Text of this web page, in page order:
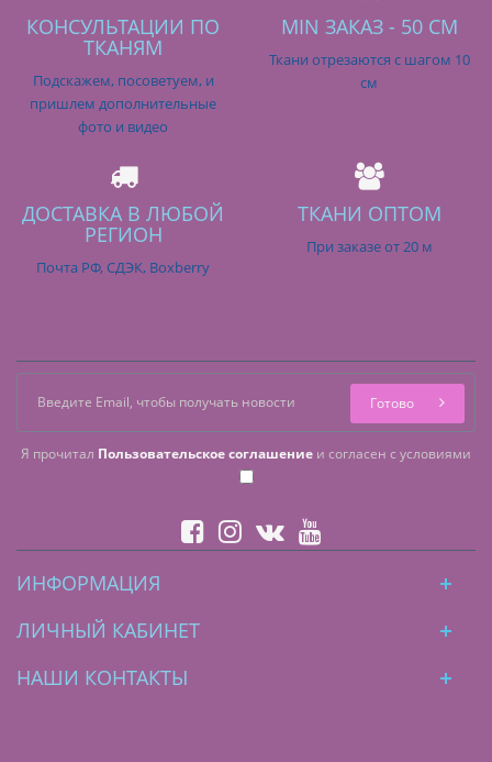
КОНСУЛЬТАЦИИ ПО
ТКАНЯМ
Подскажем, посоветуем, и
пришлем дополнительные
фото и видео
MIN ЗАКАЗ - 50 СМ
Ткани отрезаются с шагом 10
см
ДОСТАВКА В ЛЮБОЙ
РЕГИОН
Почта РФ, СДЭК, Boxberry
ТКАНИ ОПТОМ
При заказе от 20 м
Я прочитал Пользовательское соглашение и согласен с условиями
Готово
ИНФОРМАЦИЯ
ЛИЧНЫЙ КАБИНЕТ
НАШИ КОНТАКТЫ